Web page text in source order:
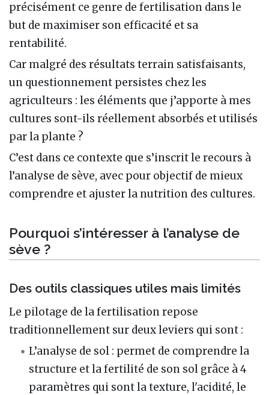
précisément ce genre de fertilisation dans le
but de maximiser son efficacité et sa
rentabilité.
Car malgré des résultats terrain satisfaisants,
un questionnement persistes chez les
agriculteurs : les éléments que j’apporte à mes
cultures sont-ils réellement absorbés et utilisés
par la plante ?
C’est dans ce contexte que s’inscrit le recours à
l’analyse de sève, avec pour objectif de mieux
comprendre et ajuster la nutrition des cultures.
Pourquoi s’intéresser à l’analyse de
sève ?
Des outils classiques utiles mais limités
Le pilotage de la fertilisation repose
traditionnellement sur deux leviers qui sont :
L’analyse de sol : permet de comprendre la
structure et la fertilité de son sol grâce à 4
paramètres qui sont la texture, l'acidité, le